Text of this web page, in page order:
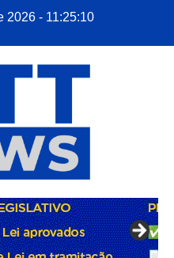
2026 - 11:25:11